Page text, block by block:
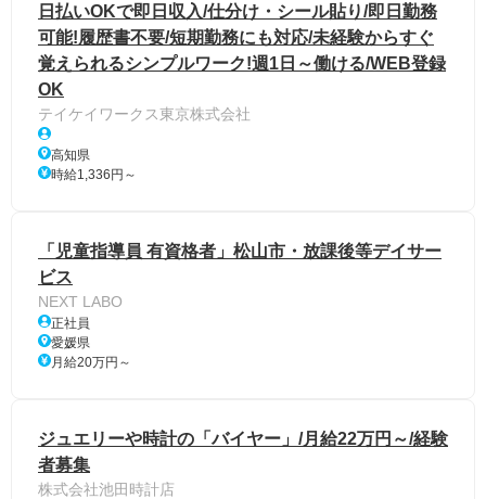
日払いOKで即日収入/仕分け・シール貼り/即日勤務
可能!履歴書不要/短期勤務にも対応/未経験からすぐ
覚えられるシンプルワーク!週1日～働ける/WEB登録
OK
テイケイワークス東京株式会社
高知県
時給1,336円～
「児童指導員 有資格者」松山市・放課後等デイサー
ビス
NEXT LABO
正社員
愛媛県
月給20万円～
ジュエリーや時計の「バイヤー」/月給22万円～/経験
者募集
株式会社池田時計店